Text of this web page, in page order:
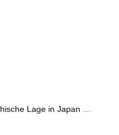
Lage in Japan …